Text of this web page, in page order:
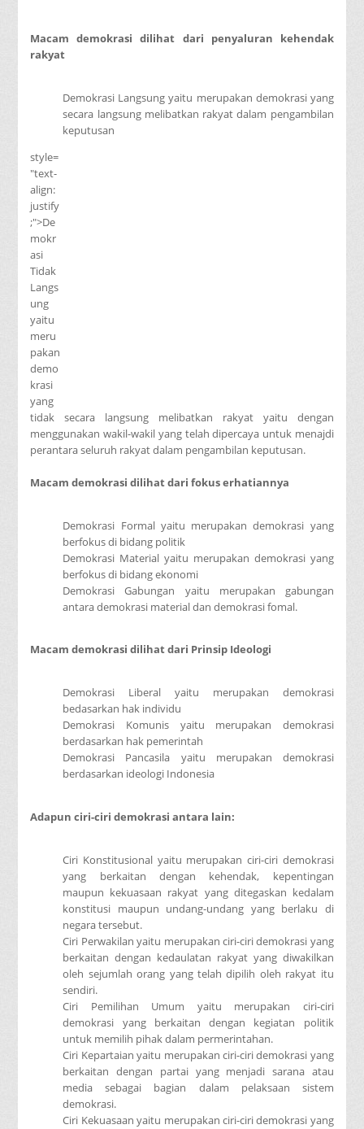
Macam demokrasi dilihat dari penyaluran kehendak
rakyat
Demokrasi Langsung yaitu merupakan demokrasi yang
secara langsung melibatkan rakyat dalam pengambilan
keputusan
style=
"text-
align:
justify
;">De
mokr
asi
Tidak
Langs
ung
yaitu
meru
pakan
demo
krasi
yang
tidak secara langsung melibatkan rakyat yaitu dengan
menggunakan wakil-wakil yang telah dipercaya untuk menajdi
perantara seluruh rakyat dalam pengambilan keputusan.
Macam demokrasi dilihat dari fokus erhatiannya
Demokrasi Formal yaitu merupakan demokrasi yang
berfokus di bidang politik
Demokrasi Material yaitu merupakan demokrasi yang
berfokus di bidang ekonomi
Demokrasi Gabungan yaitu merupakan gabungan
antara demokrasi material dan demokrasi fomal.
Macam demokrasi dilihat dari Prinsip Ideologi
Demokrasi Liberal yaitu merupakan demokrasi
bedasarkan hak individu
Demokrasi Komunis yaitu merupakan demokrasi
berdasarkan hak pemerintah
Demokrasi Pancasila yaitu merupakan demokrasi
berdasarkan ideologi Indonesia
Adapun ciri-ciri demokrasi antara lain:
Ciri Konstitusional yaitu merupakan ciri-ciri demokrasi
yang berkaitan dengan kehendak, kepentingan
maupun kekuasaan rakyat yang ditegaskan kedalam
konstitusi maupun undang-undang yang berlaku di
negara tersebut.
Ciri Perwakilan yaitu merupakan ciri-ciri demokrasi yang
berkaitan dengan kedaulatan rakyat yang diwakilkan
oleh sejumlah orang yang telah dipilih oleh rakyat itu
sendiri.
Ciri Pemilihan Umum yaitu merupakan ciri-ciri
demokrasi yang berkaitan dengan kegiatan politik
untuk memilih pihak dalam permerintahan.
Ciri Kepartaian yaitu merupakan ciri-ciri demokrasi yang
berkaitan dengan partai yang menjadi sarana atau
media sebagai bagian dalam pelaksaan sistem
demokrasi.
Ciri Kekuasaan yaitu merupakan ciri-ciri demokrasi yang